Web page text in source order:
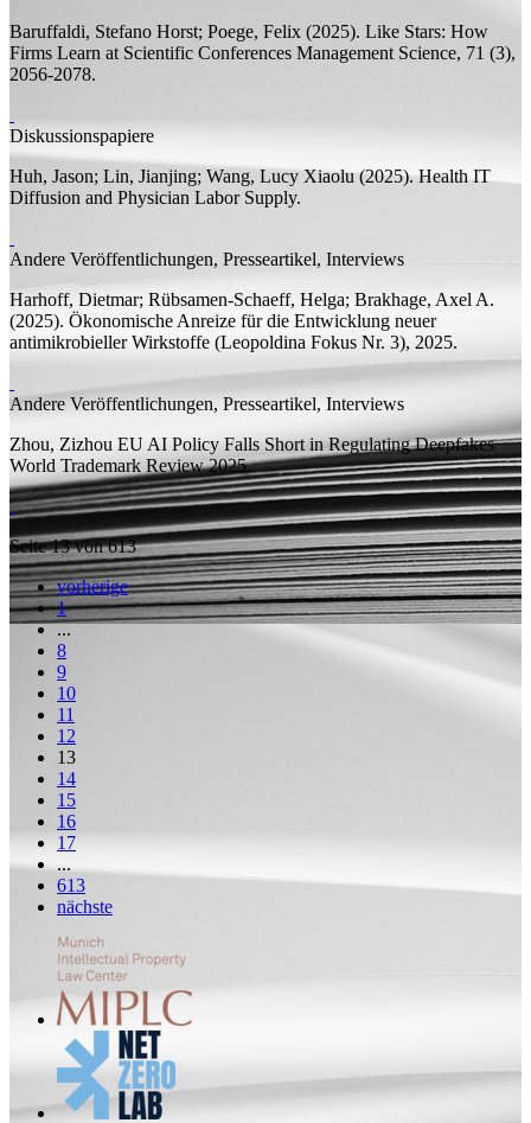
Baruffaldi, Stefano Horst; Poege, Felix (2025). Like Stars: How
Firms Learn at Scientific Conferences Management Science, 71 (3),
2056-2078.
Diskussionspapiere
Huh, Jason; Lin, Jianjing; Wang, Lucy Xiaolu(2025).Health IT
Diffusion and Physician Labor Supply.
Andere Veröffentlichungen, Presseartikel, Interviews
Harhoff, Dietmar; Rübsamen-Schaeff, Helga; Brakhage, Axel A.
(2025). Ökonomische Anreize für die Entwicklung neuer
antimikrobieller Wirkstoffe (Leopoldina Fokus Nr. 3), 2025.
Andere Veröffentlichungen, Presseartikel, Interviews
Zhou, Zizhou EU AI Policy Falls Short in Regulating Deepfakes
World Trademark Review 2025.
Seite 13 von 613
vorherige
1
...
8
9
10
11
12
13
14
15
16
17
...
613
nächste